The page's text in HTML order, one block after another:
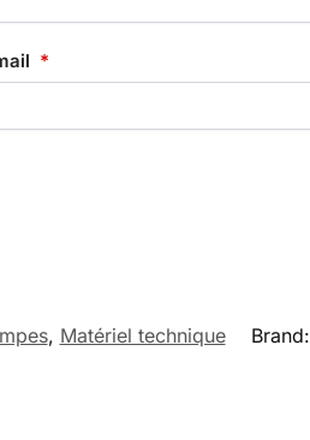
*
, Matériel technique Brand: